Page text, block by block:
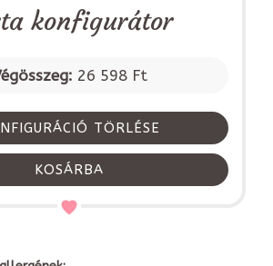
konfigurátor
26 598 Ft
TÖRLÉSE
KOSÁRBA